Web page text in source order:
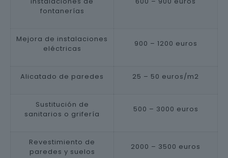
fontanerías
Mejora de instalaciones
eléctricas
900 – 1200 euros
Alicatado de paredes 25 – 50 euros/m2
Sustitución de
sanitarios o grifería
500 – 3000 euros
Revestimiento de
paredes y suelos
2000 – 3500 euros